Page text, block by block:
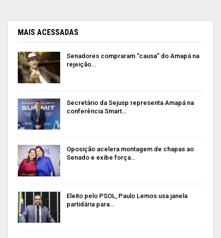
MAIS ACESSADAS
Senadores compraram “causa” do Amapá na
rejeição…
Secretário da Sejusp representa Amapá na
conferência Smart…
Oposição acelera montagem de chapas ao
Senado e exibe força…
Eleito pelo PSOL, Paulo Lemos usa janela
partidária para…